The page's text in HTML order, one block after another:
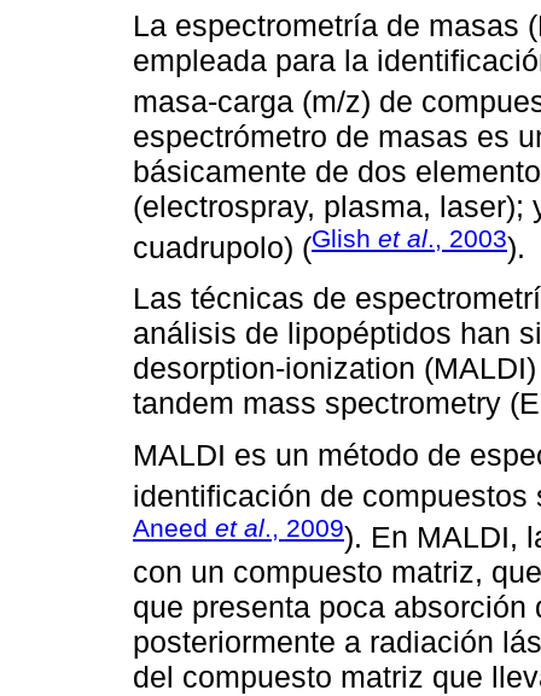
La espectrometría de masas
empleada para la
masa-carga (m/z) de
espectrómetro de masas es
básicamente de dos
(electrospray, plasma, laser);
cuadrupolo) (Glish et al., 2003).
Las técnicas de
análisis de lipopéptidos han
desorption-ionization
tandem mass spectrometry
MALDI es un método de
identificación de
Aneed et al., 2009). En MALDI,
con un compuesto matriz,
que presenta poca
posteriormente a radiación
del compuesto matriz que